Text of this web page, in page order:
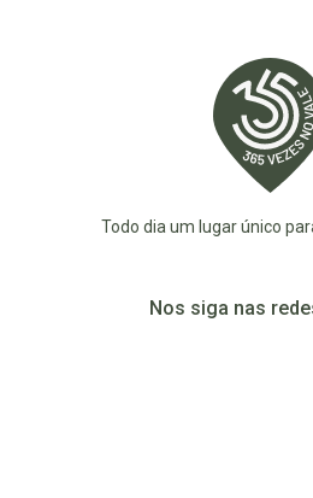
Todo dia um lugar único
Nos siga nas